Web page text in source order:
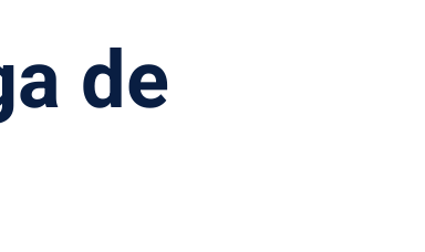
de